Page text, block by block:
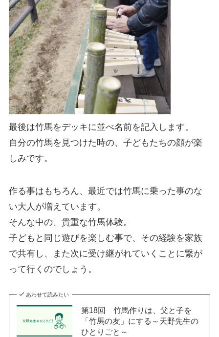
最後は竹馬をデッキに並べ名前を記入します。
自分の竹馬を見つけた時の、子どもたちの顔が楽
しみです。
作る事はもちろん、最近では竹馬に乗った事のな
い大人が増えています。
そんな中の、貴重な竹馬体験。
子どもと同じ遊びを楽しむ事で、その経験を家族
で共有し、また次に受け継がれていくことに繋が
って行くのでしょう。
あわせて読みたい
第18回 竹馬作りは、父と子を
「竹馬の友」にする～天野先生の
ひとりごと～